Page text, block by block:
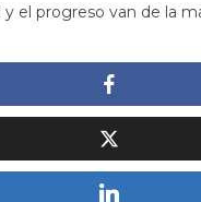
y el progreso van de la